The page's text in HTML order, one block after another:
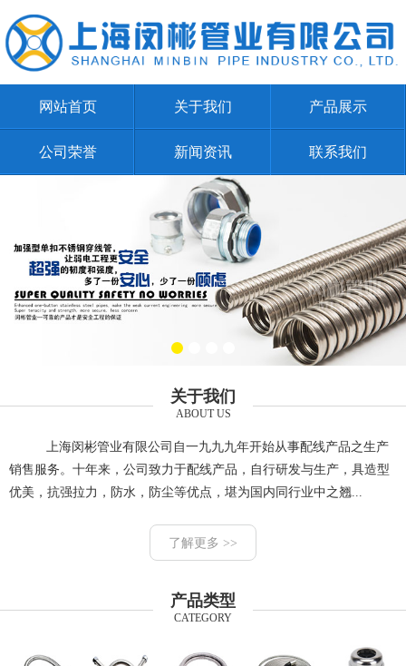
网站首页 关于我们 产品展示
公司荣誉 新闻资讯 联系我们
关于我们
ABOUT US
上海闵彬管业有限公司自一九九九年开始从事配线产品之生产
销售服务。十年来，公司致力于配线产品，自行研发与生产，具造型
优美，抗强拉力，防水，防尘等优点，堪为国内同行业中之翘...
了解更多 >>
产品类型
CATEGORY